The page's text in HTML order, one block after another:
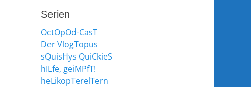
Serien
OctOpOd-CasT
Der VlogTopus
sQuisHys QuiCkieS
hILfe, geiMPfT!
heLikopTerelTern